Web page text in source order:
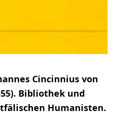
Cincinnius von
Bibliothek und
Humanisten.